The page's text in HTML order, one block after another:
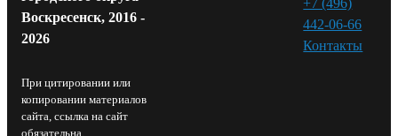
Воскресенск, 2016 -
2026
При цитировании или
копировании материалов
сайта, ссылка на сайт
обязательна.
442-06-66
Контакты⁠